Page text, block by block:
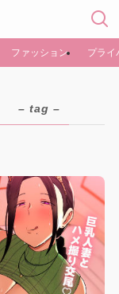
ファッション プライ
– tag –